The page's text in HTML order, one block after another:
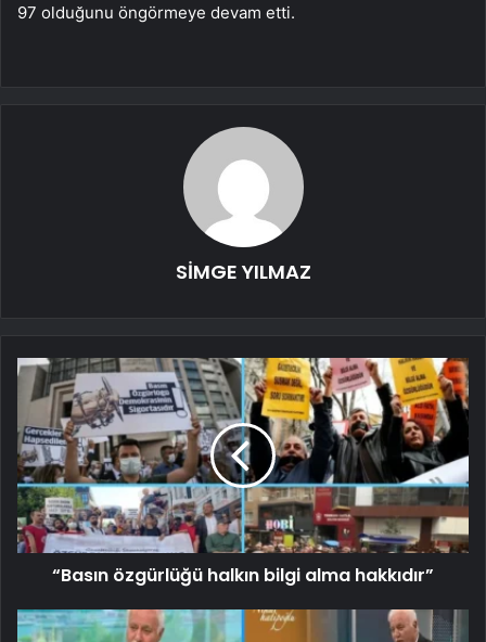
97 olduğunu öngörmeye devam etti.
SİMGE YILMAZ
“Basın özgürlüğü halkın bilgi alma hakkıdır”